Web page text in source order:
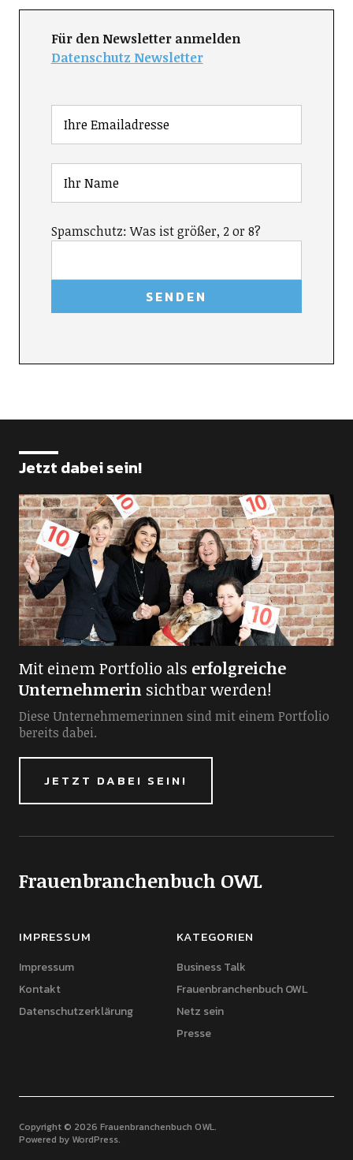
Für den Newsletter anmelden
Datenschutz Newsletter
Spamschutz: Was ist größer, 2 or 8?
Jetzt dabei sein!
Mit einem Portfolio als erfolgreiche
Unternehmerinsichtbar werden!
Diese Unternehmemerinnen sind mit einem Portfolio
bereits dabei.
JETZT DABEI SEIN!
Frauenbranchenbuch OWL
IMPRESSUM
Impressum
Kontakt
Datenschutzerklärung
KATEGORIEN
Business Talk
Frauenbranchenbuch OWL
Netz sein
Presse
Copyright © 2026 Frauenbranchenbuch OWL
Powered by WordPress